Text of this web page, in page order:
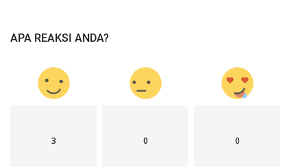
APA REAKSI ANDA?
3 0 0